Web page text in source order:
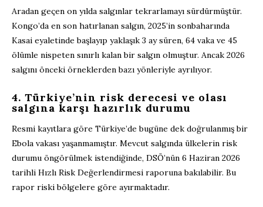
Aradan geçen on yılda salgınlar tekrarlamayı sürdürmüştür.
Kongo’da en son hatırlanan salgın, 2025’in sonbaharında
Kasai eyaletinde başlayıp yaklaşık 3 ay süren, 64 vaka ve 45
ölümle nispeten sınırlı kalan bir salgın olmuştur. Ancak 2026
salgını önceki örneklerden bazı yönleriyle ayrılıyor.
4. Türkiye’nin risk derecesi ve olası
salgına karşı hazırlık durumu
Resmi kayıtlara göre Türkiye’de bugüne dek doğrulanmış bir
Ebola vakası yaşanmamıştır. Mevcut salgında ülkelerin risk
durumu öngörülmek istendiğinde, DSÖ’nün 6 Haziran 2026
tarihli Hızlı Risk Değerlendirmesi raporuna bakılabilir. Bu
rapor riski bölgelere göre ayırmaktadır.